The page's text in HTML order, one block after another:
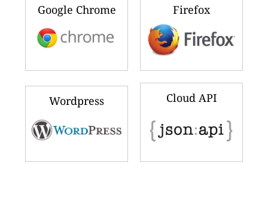
Google Chrome Firefox
Wordpress Cloud API